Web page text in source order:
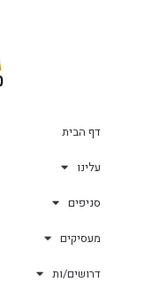
דף הבית
עלינו
סניפים
מעסיקים
דרושים/ות